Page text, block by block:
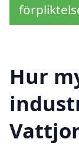
Hur